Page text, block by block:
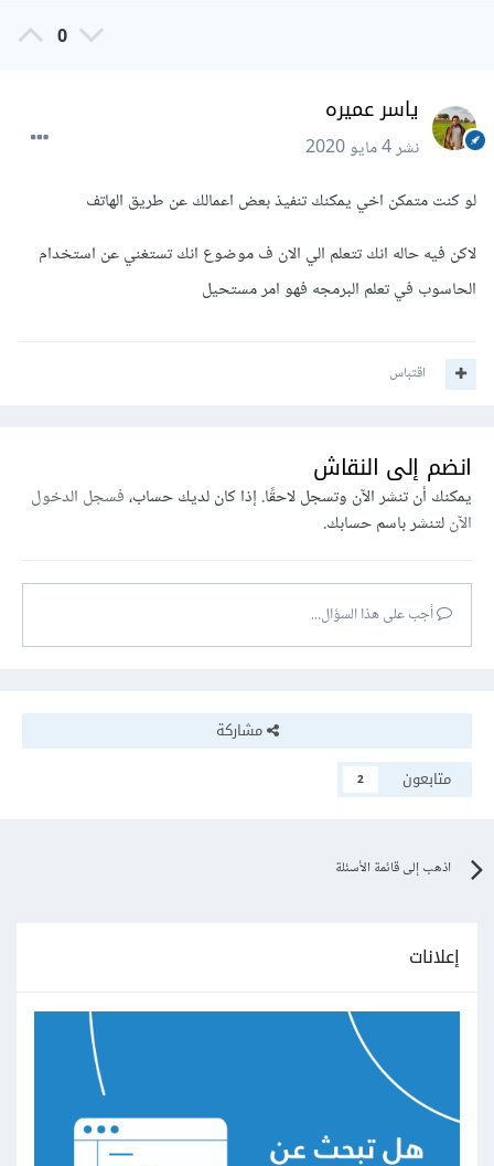
0
ياسر عميره
نشر4 مايو 2020
لو كنت متمكن اخي يمكنك تنفيذ بعض اعمالك عن طريق الهاتف
لاكن فيه حاله انك تتعلم الي الان ف موضوع انك تستغني عن استخدام
الحاسوب في تعلم البرمجه فهو امر مستحيل
اقتباس
انضم إلى النقاش
يمكنك أن تنشر الآن وتسجل لاحقًا. إذا كان لديك حساب،فسجل الدخول
الآنلتنشر باسم حسابك.
أجب على هذا السؤال...
مشاركة
متابعون
2
اذهب إلى قائمة الأسئلة
إعلانات